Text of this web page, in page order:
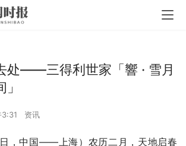
处——三得利世家「響 · 雪月
资讯
日，中国——上海）农历二月，天地启春